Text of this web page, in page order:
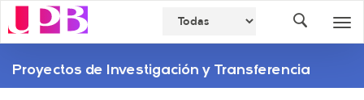
Proyectos de Investigación y Transferencia